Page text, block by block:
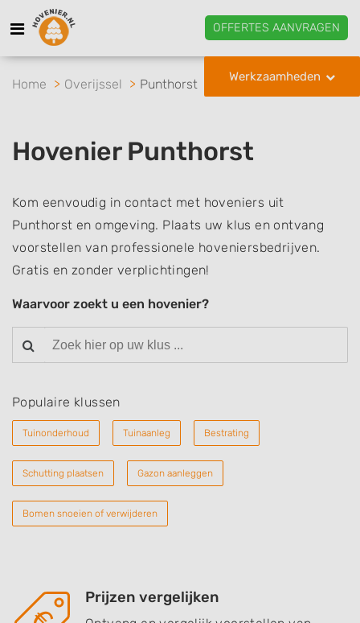
OFFERTES AANVRAGEN
Werkzaamheden
Home Overijssel Punthorst
Hovenier Punthorst
Kom eenvoudig in contact met hoveniers uit
Punthorst en omgeving. Plaats uw klus en ontvang
voorstellen van professionele hoveniersbedrijven.
Gratis en zonder verplichtingen!
Waarvoor zoekt u een hovenier?
Populaire klussen
Tuinonderhoud Tuinaanleg Bestrating
Schutting plaatsen Gazon aanleggen
Bomen snoeien of verwijderen
Prijzen vergelijken